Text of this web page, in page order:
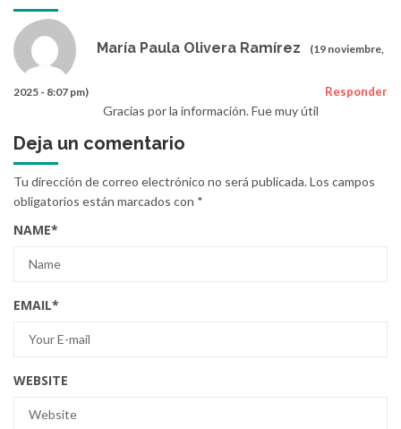
María Paula Olivera Ramírez (19 noviembre,
2025 - 8:07 pm) Responder
Gracias por la información. Fue muy útil
Deja un comentario
Tu dirección de correo electrónico no será publicada.Los campos
obligatorios están marcados con *
NAME*
EMAIL*
WEBSITE